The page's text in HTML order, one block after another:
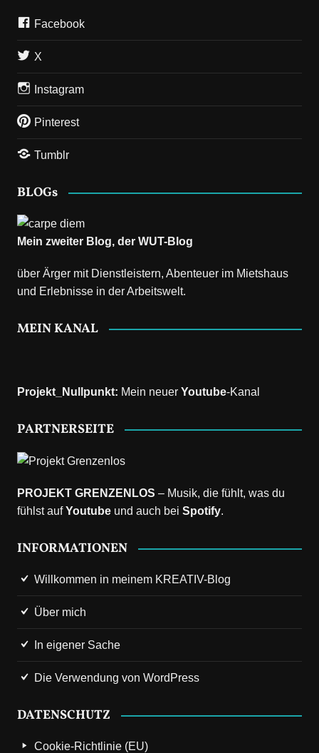
Facebook
X
Instagram
Pinterest
Tumblr
BLOGs
Mein zweiter Blog, der WUT-Blog
über Ärger mit Dienstleistern, Abenteuer im Mietshaus
und Erlebnisse in der Arbeitswelt.
MEIN KANAL
Projekt_Nullpunkt: Mein neuer Youtube-Kanal
PARTNERSEITE
PROJEKT GRENZENLOS – Musik, die fühlt, was du
fühlst aufYoutube und auch bei Spotify.
INFORMATIONEN
Willkommen in meinem KREATIV-Blog
Über mich
In eigener Sache
Die Verwendung von WordPress
DATENSCHUTZ
Cookie-Richtlinie (EU)